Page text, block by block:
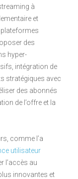
à
et
des
hyper-
intégration de
stratégiques avec
des abonnés
de l’offre et la
comme l’a
utilisateur
l’accès au
innovantes et